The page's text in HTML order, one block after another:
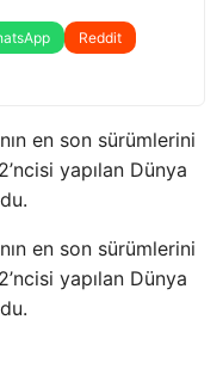
Reddit
en son sürümlerini
yapılan Dünya
en son sürümlerini
yapılan Dünya